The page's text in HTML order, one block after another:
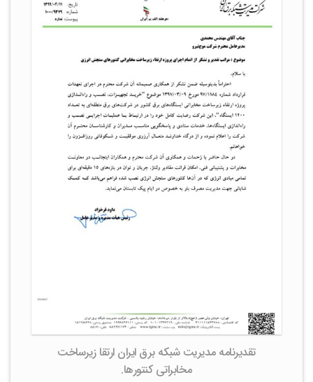
تقدیرنامه مدیریت شبکه برق ایران ارتقا زیرساخت
مخابراتی کنتورها.